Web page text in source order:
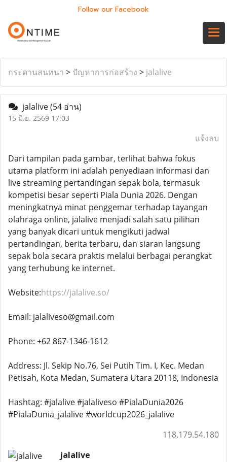
Follow our Facebook
กระดานสนทนา > ปัญหาการก่อสร้าง > jalalive
jalalive(54 อ่าน)
15 มิ.ย. 2569 17:03
แจ้งลบ
Dari tampilan pada gambar, terlihat bahwa fokus
utama platform ini adalah penyediaan informasi dan
live streaming pertandingan sepak bola, termasuk
kompetisi besar seperti Piala Dunia 2026. Dengan
meningkatnya minat penggemar terhadap tayangan
olahraga online, jalalive menjadi salah satu pilihan
yang banyak dicari untuk mengikuti jadwal
pertandingan, berita terbaru, dan siaran langsung
sepak bola secara praktis melalui berbagai perangkat
yang terhubung ke internet.
Website:https://jalalive.so/
Email: jalaliveso@gmail.com
Phone: +62 867-1346-1612
Address: Jl. Sekip No.76, Sei Putih Tim. I, Kec. Medan
Petisah, Kota Medan, Sumatera Utara 20118, Indonesia
Hashtag: #jalalive #jalaliveso #PialaDunia2026
#PialaDunia_jalalive #worldcup2026_jalalive
118.179.54.180
jalalive